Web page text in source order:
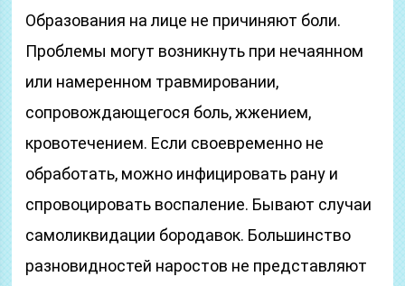
Образования на лице не причиняют боли.
Проблемы могут возникнуть при нечаянном
или намеренном травмировании,
сопровождающегося боль, жжением,
кровотечением. Если своевременно не
обработать, можно инфицировать рану и
спровоцировать воспаление. Бывают случаи
самоликвидации бородавок. Большинство
разновидностей наростов не представляют